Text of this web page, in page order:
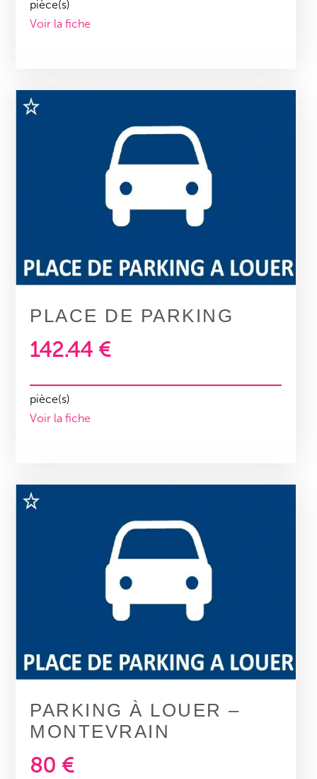
pièce(s)
Voir la fiche
PLACE DE PARKING
142.44 €
pièce(s)
Voir la fiche
PARKING À LOUER –
MONTEVRAIN
80 €